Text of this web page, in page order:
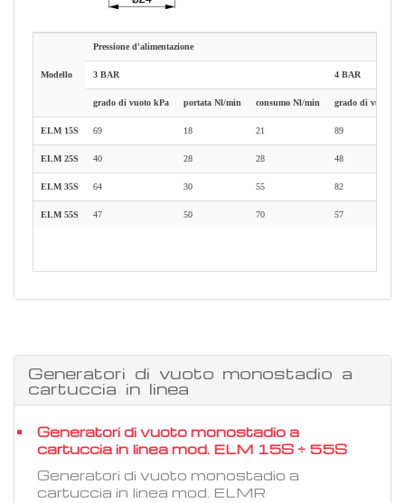
Modello
Pressione d'alimentazione
3 BAR 4 BAR
grado di vuoto kPa portata Nl/min consumo Nl/min grado di vuoto
ELM 15S 69 18 21 89
ELM 25S 40 28 28 48
ELM 35S 64 30 55 82
ELM 55S 47 50 70 57
Generatori di vuoto monostadio a
cartuccia in linea
Generatori di vuoto monostadio a
cartuccia in linea mod. ELM 15S ÷ 55S
Generatori di vuoto monostadio a
cartuccia in linea mod. ELMR